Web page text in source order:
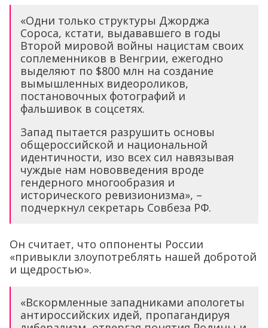
«Одни только структуры Джорджа
Сороса, кстати, выдававшего в годы
Второй мировой войны нацистам своих
соплеменников в Венгрии, ежегодно
выделяют по $800 млн на создание
вымышленных видеороликов,
постановочных фотографий и
фальшивок в соцсетях.
Запад пытается разрушить основы
общероссийской и национальной
идентичности, изо всех сил навязывая
чуждые нам нововведения вроде
гендерного многообразия и
исторического ревизионизма», –
подчеркнул секретарь Совбеза РФ.
Он считает, что оппоненты России
«привыкли злоупотреблять нашей добротой
и щедростью».
«Вскормленные западниками апологеты
антироссийских идей, пропагандируя